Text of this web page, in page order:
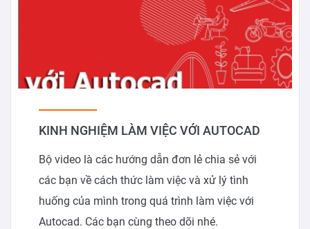
KINH NGHIỆM LÀM VIỆC VỚI AUTOCAD
Bộ video là các hướng dẫn đơn lẻ chia sẻ với
các bạn về cách thức làm việc và xử lý tình
huống của mình trong quá trình làm việc với
Autocad. Các bạn cùng theo dõi nhé.